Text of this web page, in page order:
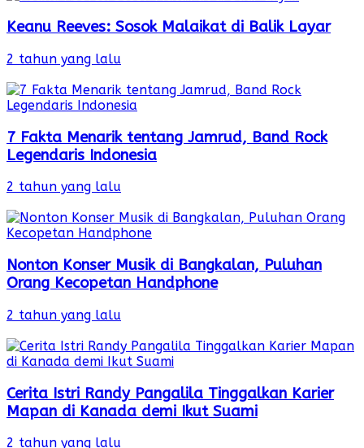
Keanu Reeves: Sosok Malaikat di Balik Layar
2 tahun yang lalu
7 Fakta Menarik tentang Jamrud, Band Rock
Legendaris Indonesia
2 tahun yang lalu
Nonton Konser Musik di Bangkalan, Puluhan
Orang Kecopetan Handphone
2 tahun yang lalu
Cerita Istri Randy Pangalila Tinggalkan Karier
Mapan di Kanada demi Ikut Suami
2 tahun yang lalu